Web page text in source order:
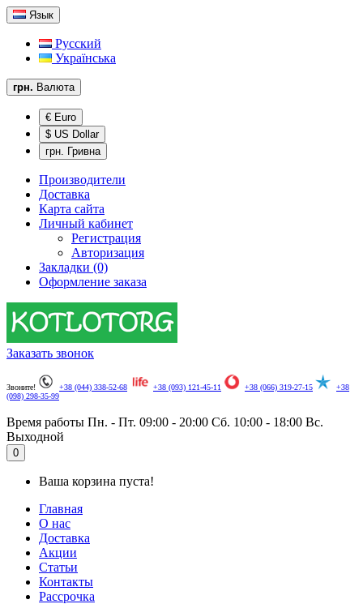
Язык
Русский
Українська
грн. Валюта
€ Euro
$ US Dollar
грн. Гривна
Производители
Доставка
Карта сайта
Личный кабинет
Регистрация
Авторизация
Закладки (0)
Оформление заказа
Заказать звонок
Звоните! +38 (044) 338-52-68 +38 (093) 121-45-11 +38 (066) 319-27-15
+38
(098) 298-35-99
Время работы Пн. - Пт. 09:00 - 20:00 Сб. 10:00 - 18:00 Вс.
Выходной
0
Ваша корзина пуста!
Главная
О нас
Доставка
Акции
Статьи
Контакты
Рассрочка